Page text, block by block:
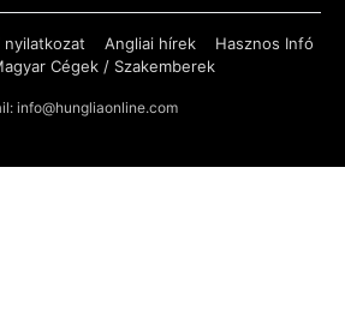
nyilatkozat Angliai hírek
Hasznos Infó
Cégek / Szakemberek
info@hungliaonline.com